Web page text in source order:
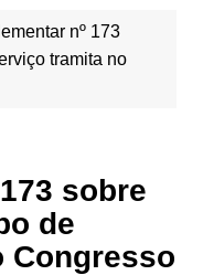
nº 173
tramita no
sobre
de
Congresso